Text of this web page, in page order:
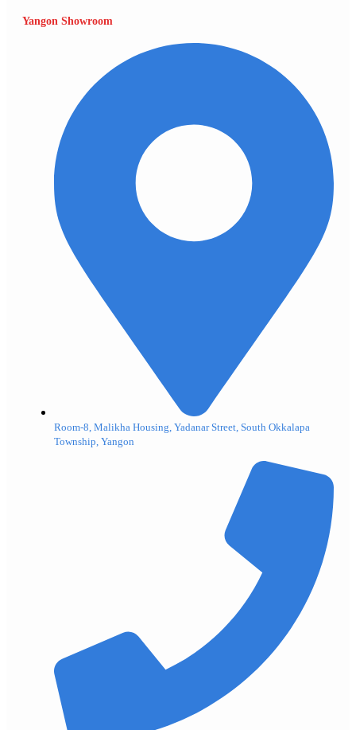
Yangon Showroom
Room-8, Malikha Housing, Yadanar Street, South Okkalapa
Township, Yangon